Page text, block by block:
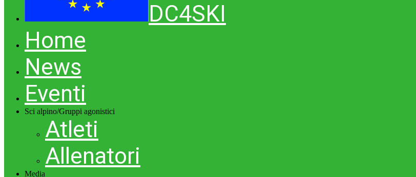
DC4SKI
Home
News
Eventi
Sci alpino/Gruppi agonistici
Atleti
Allenatori
Media